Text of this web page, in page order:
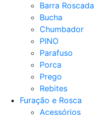
Barra Roscada
Bucha
Chumbador
PINO
Parafuso
Porca
Prego
Rebites
Furação e Rosca
Acessórios